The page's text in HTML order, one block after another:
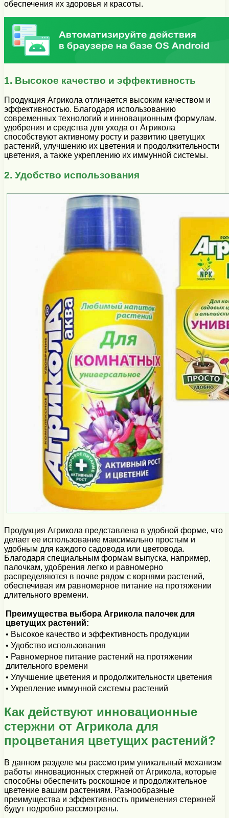
обеспечения их здоровья и красоты.
1. Высокое качество и эффективность
Продукция Агрикола отличается высоким качеством и
эффективностью. Благодаря использованию
современных технологий и инновационным формулам,
удобрения и средства для ухода от Агрикола
способствуют активному росту и развитию цветущих
растений, улучшению их цветения и продолжительности
цветения, а также укреплению их иммунной системы.
2. Удобство использования
Продукция Агрикола представлена в удобной форме, что
делает ее использование максимально простым и
удобным для каждого садовода или цветовода.
Благодаря специальным формам выпуска, например,
палочкам, удобрения легко и равномерно
распределяются в почве рядом с корнями растений,
обеспечивая им равномерное питание на протяжении
длительного времени.
Преимущества выбора Агрикола палочек для
цветущих растений:
• Высокое качество и эффективность продукции
• Удобство использования
• Равномерное питание растений на протяжении
длительного времени
• Улучшение цветения и продолжительности цветения
• Укрепление иммунной системы растений
Как действуют инновационные
стержни от Агрикола для
процветания цветущих растений?
В данном разделе мы рассмотрим уникальный механизм
работы инновационных стержней от Агрикола, которые
способны обеспечить роскошное и продолжительное
цветение вашим растениям. Разнообразные
преимущества и эффективность применения стержней
будут подробно рассмотрены.